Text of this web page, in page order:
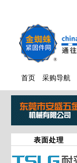
首页 采购导航
表面处理